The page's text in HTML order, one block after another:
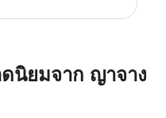
ดนิยมจาก ญาจาง